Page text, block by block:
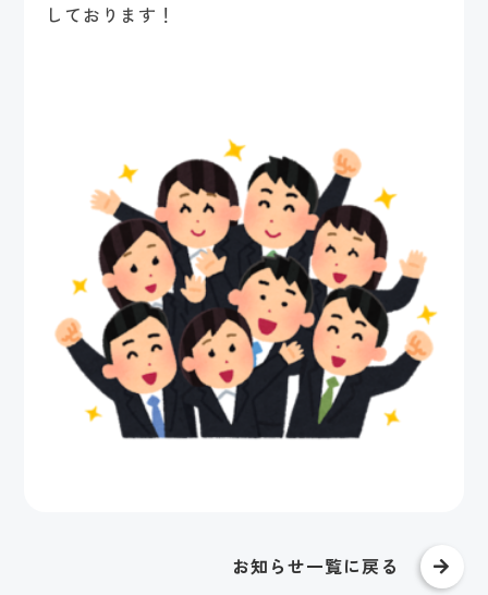
しております！
お知らせ一覧に戻る